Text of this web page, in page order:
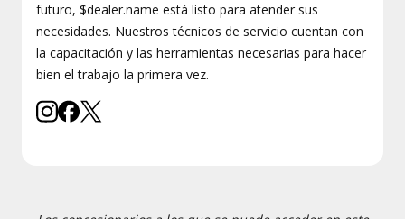
futuro, $dealer.name está listo para atender sus
necesidades. Nuestros técnicos de servicio cuentan con
la capacitación y las herramientas necesarias para hacer
bien el trabajo la primera vez.